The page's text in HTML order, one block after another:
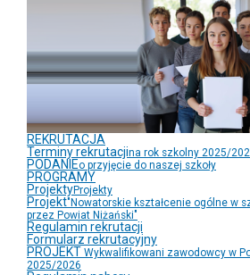
REKRUTACJA
Terminy rekrutacjina rok szkolny 2025/
PODANIEo przyjęcie do naszej szkoły
PROGRAMY
ProjektyProjekty
Projekt"Nowatorskie kształcenie ogólne w
przez Powiat Niżański"
Regulamin rekrutacji
Formularz rekrutacyjny
PROJEKT Wykwalifikowani zawodowcy w
2025/2026